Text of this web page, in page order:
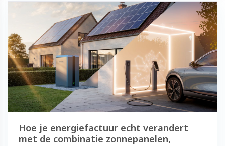
Hoe je energiefactuur echt verandert
met de combinatie zonnepanelen,